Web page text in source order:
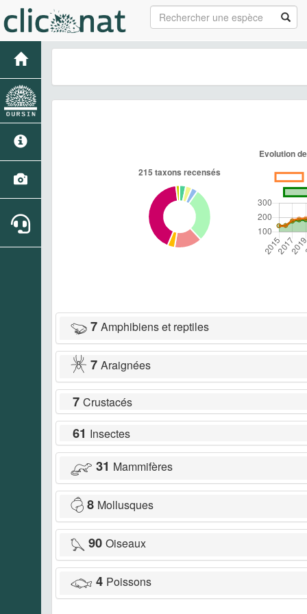
7 Amphibiens et reptiles
7 Araignées
7 Crustacés
61 Insectes
31 Mammifères
8 Mollusques
90 Oiseaux
4 Poissons